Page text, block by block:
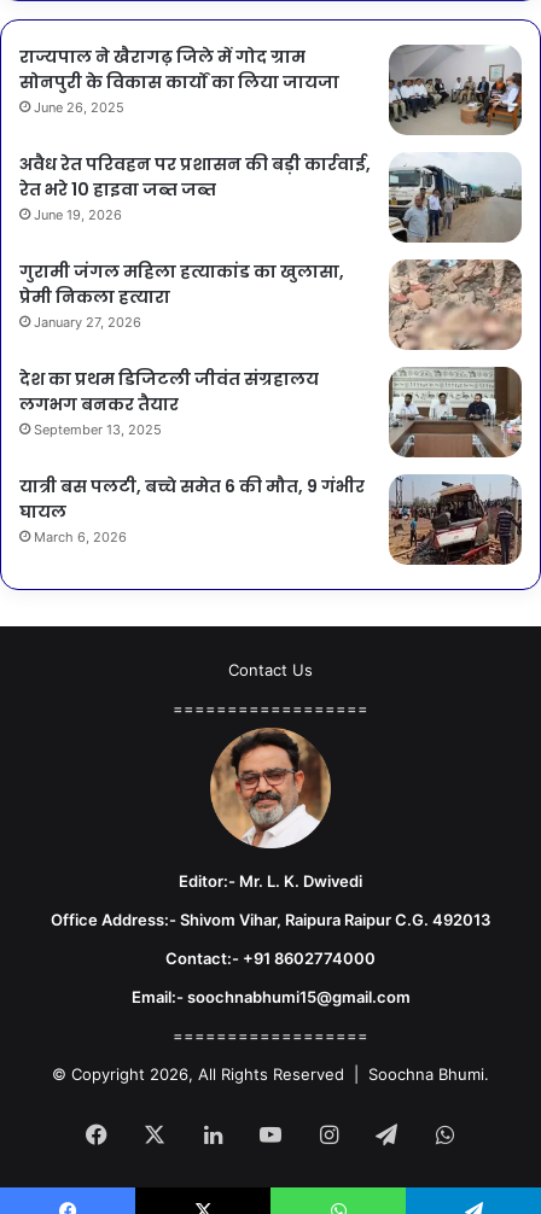
राज्यपाल ने खैरागढ़ जिले में गोद ग्राम
सोनपुरी के विकास कार्यों का लिया जायजा
June 26, 2025
अवैध रेत परिवहन पर प्रशासन की बड़ी कार्रवाई,
रेत भरे 10 हाइवा जब्त जब्त
June 19, 2026
गुरामी जंगल महिला हत्याकांड का खुलासा,
प्रेमी निकला हत्यारा
January 27, 2026
देश का प्रथम डिजिटली जीवंत संग्रहालय
लगभग बनकर तैयार
September 13, 2025
यात्री बस पलटी, बच्चे समेत 6 की मौत, 9 गंभीर
घायल
March 6, 2026
Contact Us
==================
Editor:- Mr. L. K. Dwivedi
Office Address:- Shivom Vihar, Raipura Raipur C.G. 492013
Contact:- +91 8602774000
Email:- soochnabhumi15@gmail.com
==================
© Copyright 2026, All Rights Reserved | Soochna Bhumi.
Facebook LinkedInYouTubeInstagram
Telegram